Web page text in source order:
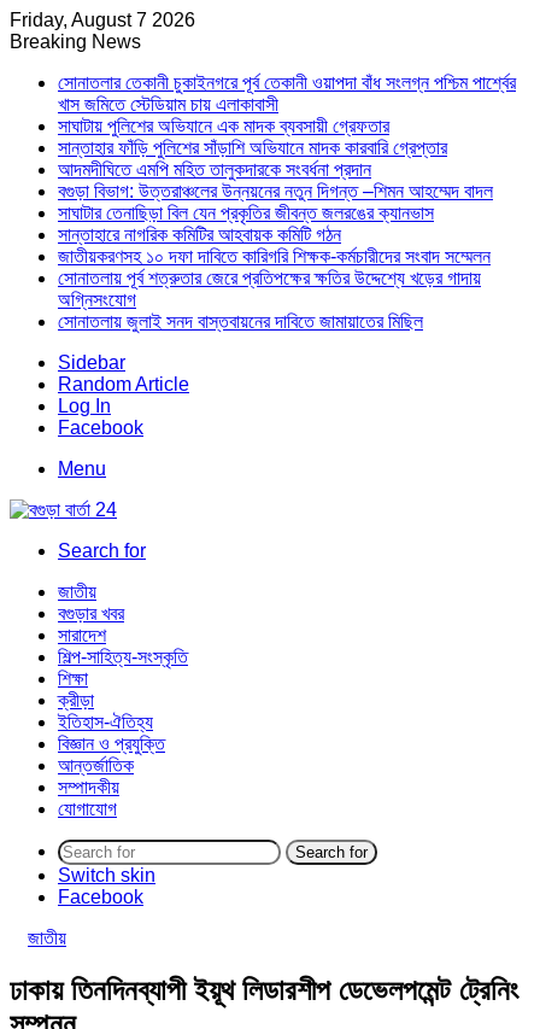
Friday, August 7 2026
Breaking News
সোনাতলার তেকানী চুকাইনগরে পূর্ব তেকানী ওয়াপদা বাঁধ সংলগ্ন পশ্চিম পার্শ্বের
খাস জমিতে স্টেডিয়াম চায় এলাকাবাসী
সাঘাটায় পুলিশের অভিযানে এক মাদক ব্যবসায়ী গ্রেফতার
সান্তাহার ফাঁড়ি পুলিশের সাঁড়াশি অভিযানে মাদক কারবারি গ্রেপ্তার
আদমদীঘিতে এমপি মহিত তালুকদারকে সংবর্ধনা প্রদান
বগুড়া বিভাগ: উত্তরাঞ্চলের উন্নয়নের নতুন দিগন্ত –শিমন আহম্মেদ বাদল
সাঘাটার তেনাছিড়া বিল যেন প্রকৃতির জীবন্ত জলরঙের ক্যানভাস
সান্তাহারে নাগরিক কমিটির আহবায়ক কমিটি গঠন
জাতীয়করণসহ ১০ দফা দাবিতে কারিগরি শিক্ষক-কর্মচারীদের সংবাদ সম্মেলন
সোনাতলায় পূর্ব শত্রুতার জেরে প্রতিপক্ষের ক্ষতির উদ্দেশ্যে খড়ের গাদায়
অগ্নিসংযোগ
সোনাতলায় জুলাই সনদ বাস্তবায়নের দাবিতে জামায়াতের মিছিল
Sidebar
Random Article
Log In
Facebook
Menu
Search for
জাতীয়
বগুড়ার খবর
সারাদেশ
শিল্প-সাহিত্য-সংস্কৃতি
শিক্ষা
ক্রীড়া
ইতিহাস-ঐতিহ্য
বিজ্ঞান ও প্রযুক্তি
আন্তর্জাতিক
সম্পাদকীয়
যোগাযোগ
Search for
Switch skin
Facebook
জাতীয়
ঢাকায় তিনদিনব্যাপী ইয়ূথ লিডারশীপ ডেভেলপমেন্ট ট্রেনিং